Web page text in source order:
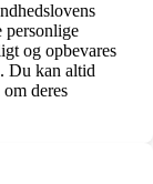
personlige
og opbevares
Du kan altid
deres